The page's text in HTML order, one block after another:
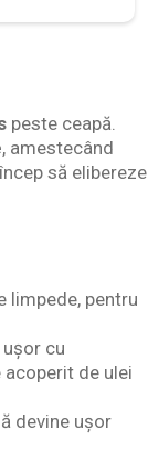
peste ceapă.
, amestecând
să elibereze
limpede, pentru
cu
de ulei
devine ușor